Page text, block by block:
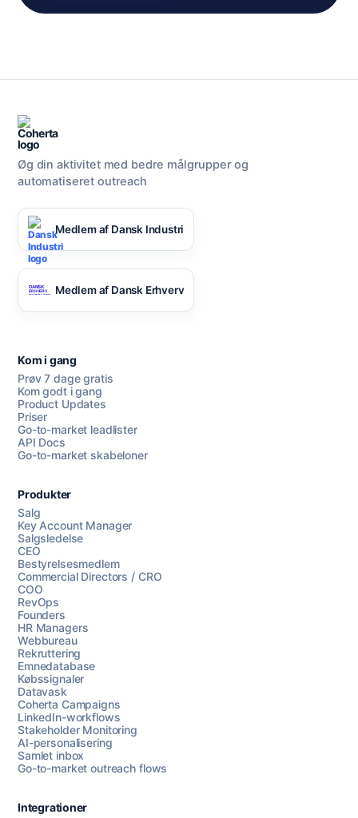
Øg din aktivitet med bedre målgrupper og
automatiseret outreach
Medlem af Dansk Industri
Medlem af Dansk Erhverv
Kom i gang
Prøv 7 dage gratis
Kom godt i gang
Product Updates
Priser
Go-to-market leadlister
API Docs
Go-to-market skabeloner
Produkter
Salg
Key Account Manager
Salgsledelse
CEO
Bestyrelsesmedlem
Commercial Directors / CRO
COO
RevOps
Founders
HR Managers
Webbureau
Rekruttering
Emnedatabase
Købssignaler
Datavask
Coherta Campaigns
LinkedIn-workflows
Stakeholder Monitoring
AI-personalisering
Samlet inbox
Go-to-market outreach flows
Integrationer